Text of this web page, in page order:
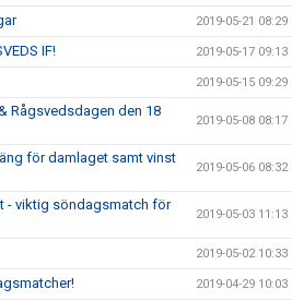
2019-05-21 08:29
IF! 2019-05-17 09:13
2019-05-15 09:29
Rågsvedsdagen den 18
2019-05-08 08:17
för damlaget samt vinst
2019-05-06 08:32
- viktig söndagsmatch för
2019-05-03 11:13
2019-05-02 10:33
2019-04-29 10:03